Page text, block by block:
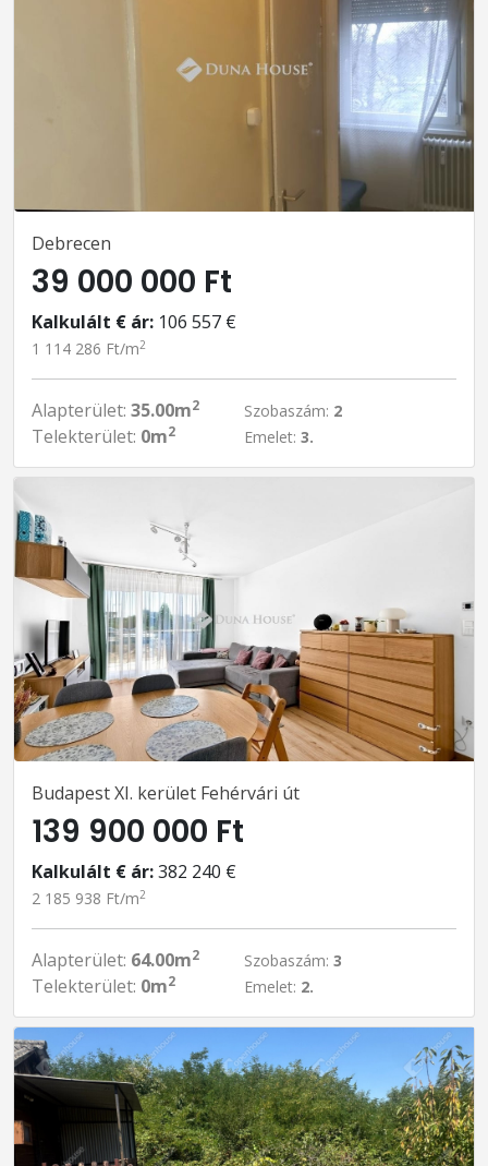
Debrecen
39 000 000 Ft
Kalkulált € ár: 106 557 €
1 114 286 Ft/m2
Alapterület: 35.00m2
Telekterület: 0m2
Szobaszám: 2
Emelet: 3.
Budapest XI. kerület Fehérvári út
139 900 000 Ft
Kalkulált € ár:382 240 €
2 185 938 Ft/m2
Alapterület: 64.00m2
Telekterület: 0m2
Szobaszám: 3
Emelet: 2.